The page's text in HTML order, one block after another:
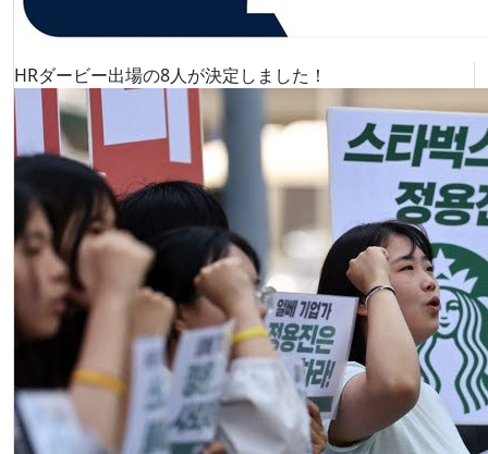
HRダービー出場の8人が決定しました！